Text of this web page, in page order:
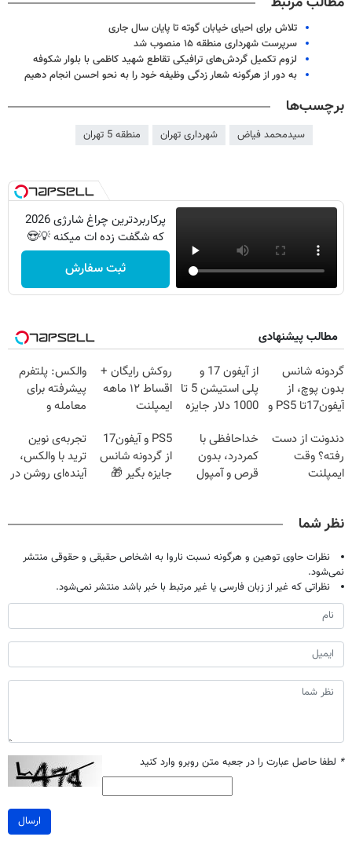
تلاش برای احیای خیابان گوته تا پایان سال جاری
سرپرست شهرداری منطقه ۱۵ منصوب شد
لزوم تکمیل گردش‌های ترافیکی تقاطع شهید کاظمی با بلوار شکوفه
به دور از هرگونه شعار زدگی وظیفه خود را به نحو احسن انجام دهیم
برچسب‌ها
سیدمحمد فیاض شهرداری تهران منطقه 5 تهران
پرکاربردترین چراغ شارژی 2026
که شگفت زده ات میکنه 💡😍
ثبت سفارش
مطالب پیشنهادی
گردونه شانس
بدون پوچ، از
آیفون17تا PS5 و
دلار🔥
از آیفون 17 و
پلی استیشن 5 تا
1000 دلار جایزه
روکش رایگان +
اقساط ۱۲ ماهه
ایمپلنت
والکس: پلتفرم
پیشرفته برای
معامله و
ایمن
دندونت از دست
رفته؟ وقت
ایمپلنت
خداحافظی با
کمردرد، بدون
قرص و آمپول
PS5 و آیفون17
از گردونه شانس
جایزه بگیر 🎁
تجربه‌ی نوین
ترید با والکس،
آینده‌ای روشن در
نظر شما
نظرات حاوی توهین و هرگونه نسبت ناروا به اشخاص حقیقی و حقوقی منتشر
نمی‌شود.
نظراتی که غیر از زبان فارسی یا غیر مرتبط با خبر باشد منتشر نمی‌شود.
* لطفا حاصل عبارت را در جعبه متن روبرو وارد کنید
ارسال